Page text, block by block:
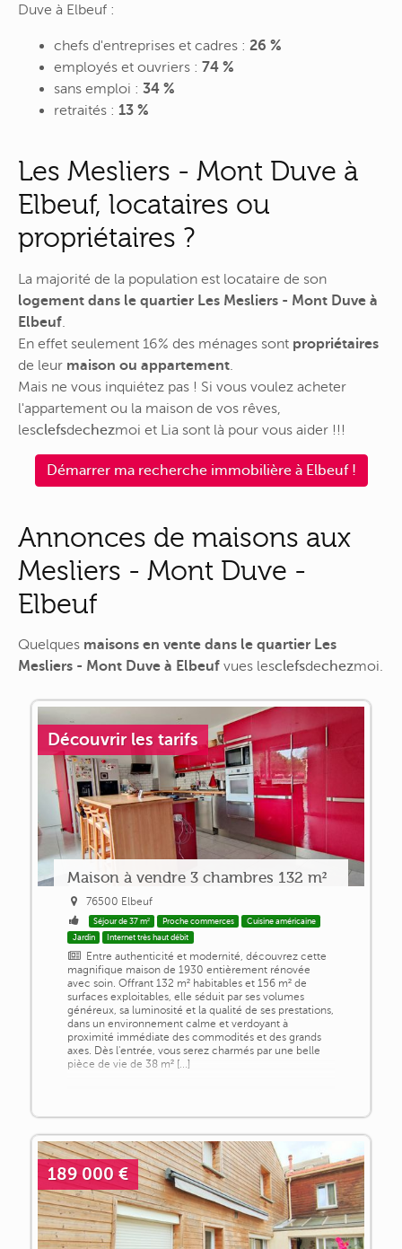
Duve à Elbeuf :
chefs d'entreprises et cadres : 26 %
employés et ouvriers : 74 %
sans emploi : 34 %
retraités : 13 %
Les Mesliers - Mont Duve à
Elbeuf, locataires ou
propriétaires ?
La majorité de la population est locataire de son
logement dans le quartier Les Mesliers - Mont Duve à
Elbeuf
En effet seulement 16% des ménages sont propriétaires
de leur maison ou appartement
Mais ne vous inquiétez pas ! Si vous voulez acheter
l'appartement ou la maison de vos rêves,
lesclefsdechezmoi et Lia sont là pour vous aider !!!
Démarrer ma recherche immobilière à Elbeuf !
Annonces de maisons aux
Mesliers - Mont Duve -
Elbeuf
Quelques maisons en vente dans le quartier Les
Mesliers - Mont Duve à Elbeuf vues lesclefsdechezmoi.
Découvrir les tarifs
Maison à vendre 3 chambres 132 m²
76500 Elbeuf
Séjour de 37 m² Proche commerces
Cuisine américaine
Jardin
Internet très haut débit
Entre authenticité et modernité, découvrez cette
magnifique maison de 1930 entièrement rénovée
avec soin. Offrant 132 m² habitables et 156 m² de
surfaces exploitables, elle séduit par ses volumes
généreux, sa luminosité et la qualité de ses prestations,
dans un environnement calme et verdoyant à
proximité immédiate des commodités et des grands
axes. Dès l'entrée, vous serez charmés par une belle
pièce de vie de 38 m² [...]
189 000 €